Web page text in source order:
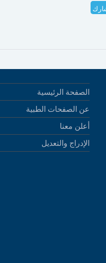
الصفحة الرئيسية
عن الصفحات الطبية
أعلن معنا
الإدراج والتعديل